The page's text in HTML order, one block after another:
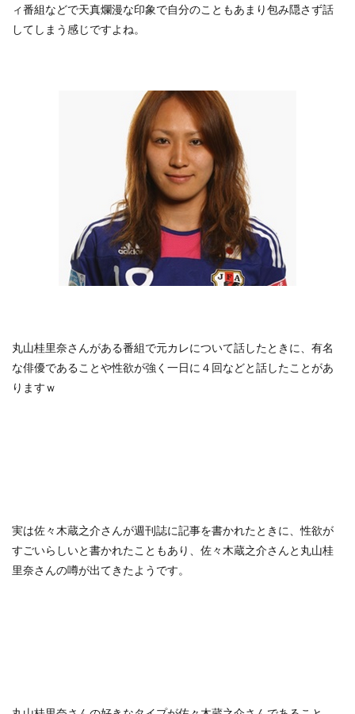
ィ番組などで天真爛漫な印象で自分のこともあまり包み隠さず話
してしまう感じですよね。
丸山桂里奈さんがある番組で元カレについて話したときに、有名
な俳優であることや性欲が強く一日に４回などと話したことがあ
りますｗ
実は佐々木蔵之介さんが週刊誌に記事を書かれたときに、性欲が
すごいらしいと書かれたこともあり、佐々木蔵之介さんと丸山桂
里奈さんの噂が出てきたようです。